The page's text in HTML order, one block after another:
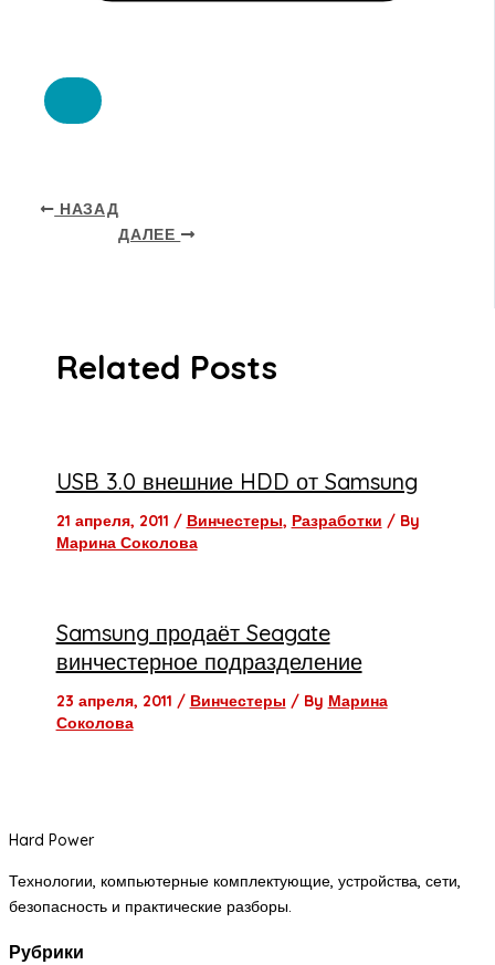
НАЗАД
ДАЛЕЕ
Related Posts
USB 3.0 внешние HDD от Samsung
21 апреля, 2011 / Винчестеры, Разработки / By
Марина Соколова
Samsung продаёт Seagate
винчестерное подразделение
23 апреля, 2011 / Винчестеры / By Марина
Соколова
Hard Power
Технологии, компьютерные комплектующие, устройства, сети,
безопасность и практические разборы.
Рубрики